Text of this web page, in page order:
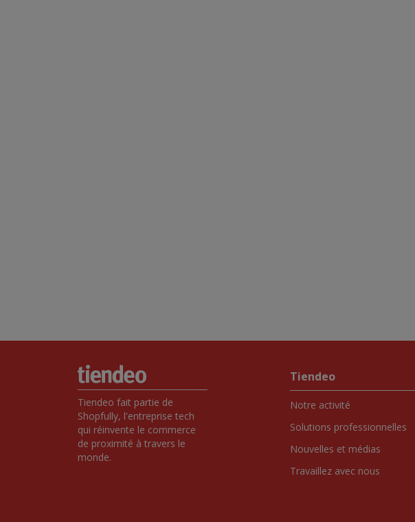
Tiendeo fait partie de
Shopfully, l'entreprise tech
qui réinvente le commerce
de proximité à travers le
monde.
Tiendeo
Notre activité
Solutions professionnelles
Nouvelles et médias
Travaillez avec nous